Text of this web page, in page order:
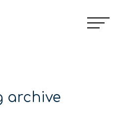
archive